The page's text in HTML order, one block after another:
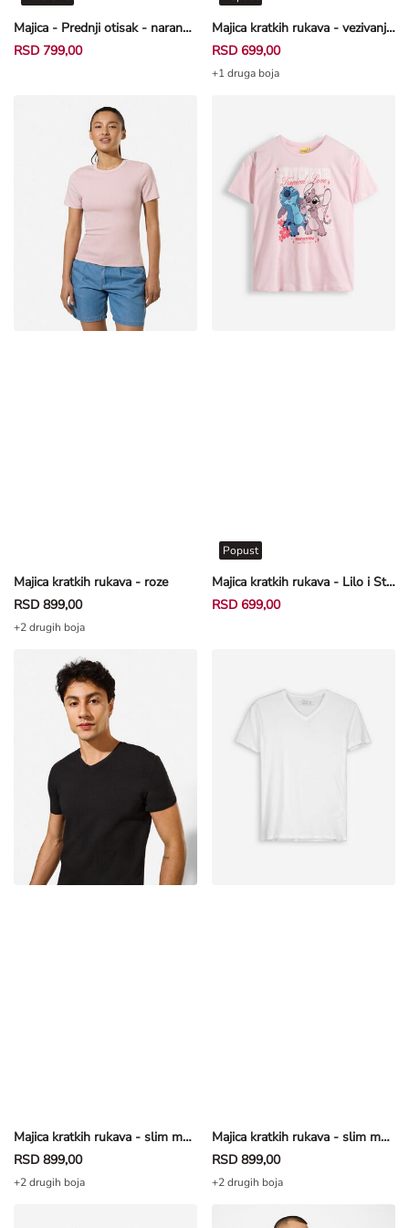
Majica - Prednji otisak - narandžasta
RSD 799,00
Majica kratkih rukava - vezivanje - bež
RSD 699,00
+1 druga boja
Majica kratkih rukava - roze
RSD 899,00
+2 drugih boja
Majica kratkih rukava - Lilo i Stič - roze
Popust
RSD 699,00
Majica kratkih rukava - slim model - crna
RSD 899,00
+2 drugih boja
Majica kratkih rukava - slim model - bela
RSD 899,00
+2 drugih boja